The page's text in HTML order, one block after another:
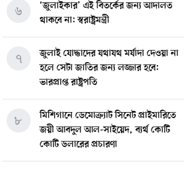
‘জুলাইকার’ এই বিতর্কের জন্য আদালত
থাকবে না: স্বরাষ্ট্রমন্ত্রী
৬
জুলাই যোদ্ধাদের যথাযথ মর্যাদা দেওয়া না
হলে সেটা জাতির জন্য লজ্জার হবে:
ভারপ্রাপ্ত রাষ্ট্রপতি
৭
মিশিগানে ডেমোক্র্যাট সিনেট প্রাইমারিতে
জয়ী আবদুল আল-সাইয়েদ, ব্যর্থ কোটি
কোটি ডলারের প্রচারণা
৮